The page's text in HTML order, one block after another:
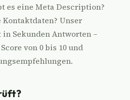
es eine Meta Description?
Unser
Sekunden Antworten –
von 0 bis 10 und